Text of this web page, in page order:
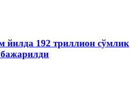
йилда 192 триллион сўмлик